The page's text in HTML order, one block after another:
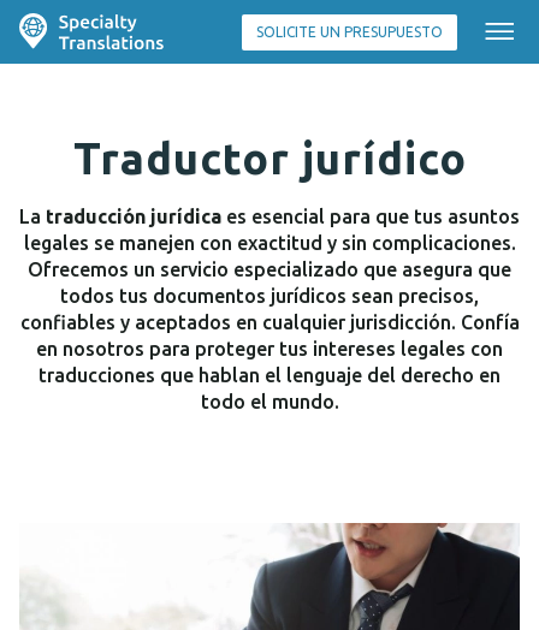
SOLICITE UN PRESUPUESTO
Traductor jurídico
La traducción jurídica es esencial para que tus asuntos
legales se manejen con exactitud y sin complicaciones.
Ofrecemos un servicio especializado que asegura que
todos tus documentos jurídicos sean precisos,
confiables y aceptados en cualquier jurisdicción. Confía
en nosotros para proteger tus intereses legales con
traducciones que hablan el lenguaje del derecho en
todo el mundo.